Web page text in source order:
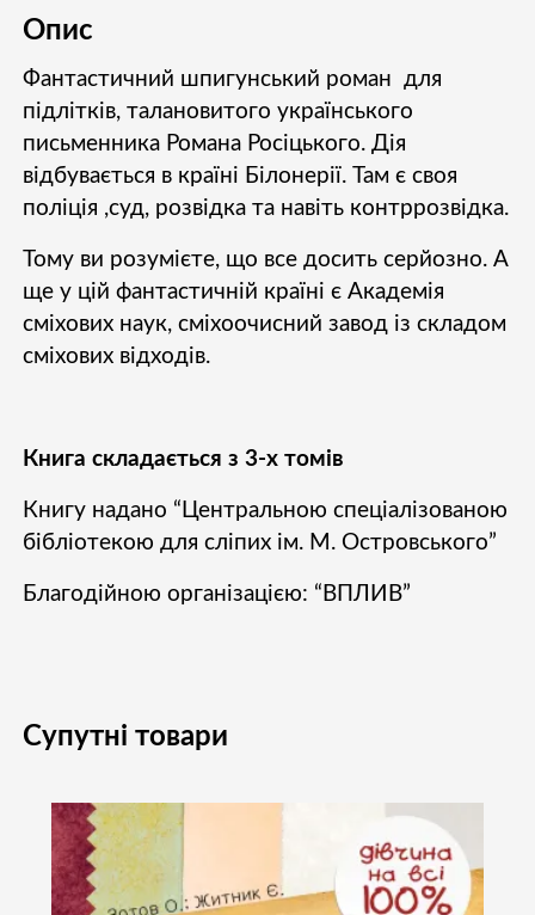
Опис
Фантастичний шпигунський роман для
підлітків, талановитого українського
письменника Романа Росіцького. Дія
відбувається в країні Білонерії. Там є своя
поліція ,суд, розвідка та навіть контррозвідка.
Тому ви розумієте, що все досить серйозно. А
ще у цій фантастичній країні є Академія
сміхових наук, сміхоочисний завод із складом
сміхових відходів.
Книга складається з 3-х томів
Книгу надано “Центральною спеціалізованою
бібліотекою для сліпих ім. М. Островського”
Благодійною організацією: “ВПЛИВ”
Супутні товари